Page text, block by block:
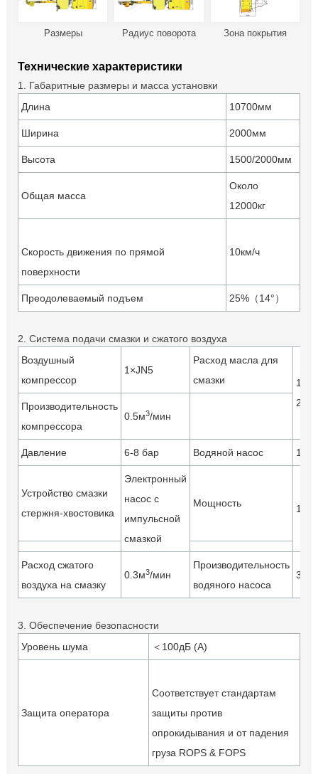
Размеры Радиус поворота Зона покрытия
Технические характеристики
1. Габаритные размеры и масса установки
Длина
10700мм
Ширина 2000мм
Высота 1500/2000мм
Общая масса
Около
12000кг
Скорость движения по прямой
поверхности
10км/ч
Преодолеваемый подъем 25%（14°）
2. Система подачи смазки и сжатого воздуха
Воздушный
компрессор
1×JN5
Расход масла для
смазки
180-
250
Производительность
компрессора
0.5м3/мин
Давление 6-8 бар Водяной насос
Устройство смазки
стержня-хвостовика
Электронный
насос с
импульсной
смазкой
Мощность
Расход сжатого
воздуха на смазку
0.3м3/мин
Производительность
водяного насоса
3. Обеспечение безопасности
Уровень шума
＜100дБ (A)
Защита оператора
Соответствует стандартам
защиты против
опрокидывания и от падения
груза ROPS & FOPS